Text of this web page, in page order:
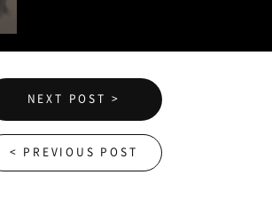
NEXT POST >
< PREVIOUS POST